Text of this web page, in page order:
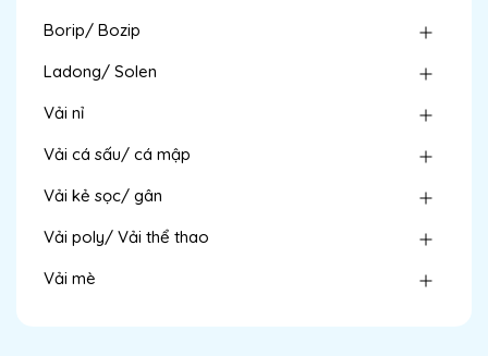
Borip/ Bozip
Ladong/ Solen
Vải nỉ
Vải cá sấu/ cá mập
Vải kẻ sọc/ gân
Vải poly/ Vải thể thao
Vải mè